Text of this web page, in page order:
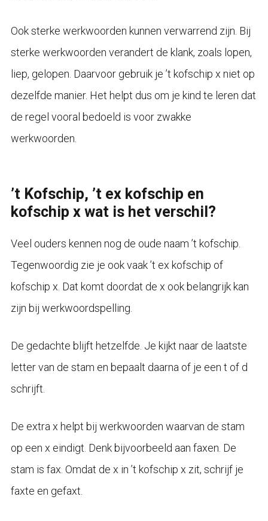
Ook sterke werkwoorden kunnen verwarrend zijn. Bij
sterke werkwoorden verandert de klank, zoals lopen,
liep, gelopen. Daarvoor gebruik je ’t kofschip x niet op
dezelfde manier. Het helpt dus om je kind te leren dat
de regel vooral bedoeld is voor zwakke
werkwoorden.
’t Kofschip, ’t ex kofschip en
kofschip x wat is het verschil?
Veel ouders kennen nog de oude naam ’t kofschip.
Tegenwoordig zie je ook vaak ’t ex kofschip of
kofschip x. Dat komt doordat de x ook belangrijk kan
zijn bij werkwoordspelling.
De gedachte blijft hetzelfde. Je kijkt naar de laatste
letter van de stam en bepaalt daarna of je een t of d
schrijft.
De extra x helpt bij werkwoorden waarvan de stam
op een x eindigt. Denk bijvoorbeeld aan faxen. De
stam is fax. Omdat de x in ’t kofschip x zit, schrijf je
faxte en gefaxt.